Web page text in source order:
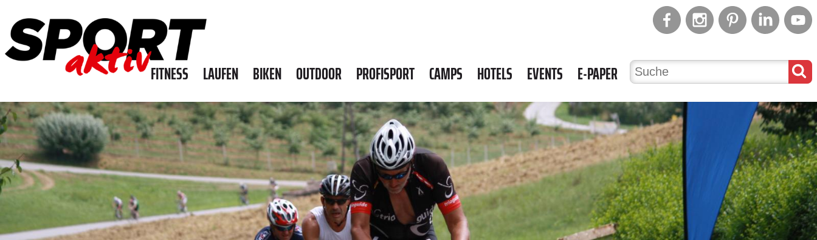
FITNESS LAUFEN BIKEN OUTDOOR PROFISPORT CAMPS HOTELS EVENTS E-PAPER